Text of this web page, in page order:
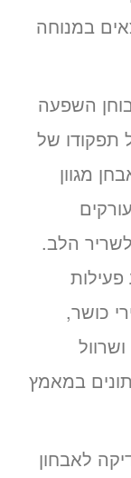
במנוחה
השפעה
תפקודו של
מגוון
הלב.
כושר,
במאמץ
לאבחון